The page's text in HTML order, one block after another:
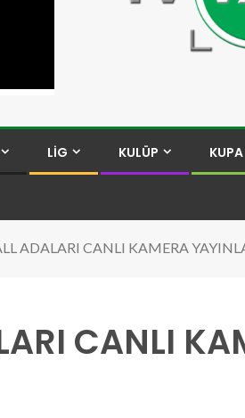
LİG KULÜP KUPA
ADALARI CANLI KAMERA
CANLI